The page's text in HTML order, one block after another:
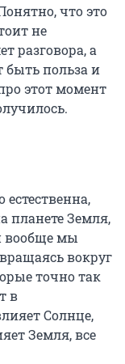
что это
не
разговора, а
быть польза и
этот момент
планете Земля,
вообще мы
вокруг
точно так
в
Солнце,
Земля, все